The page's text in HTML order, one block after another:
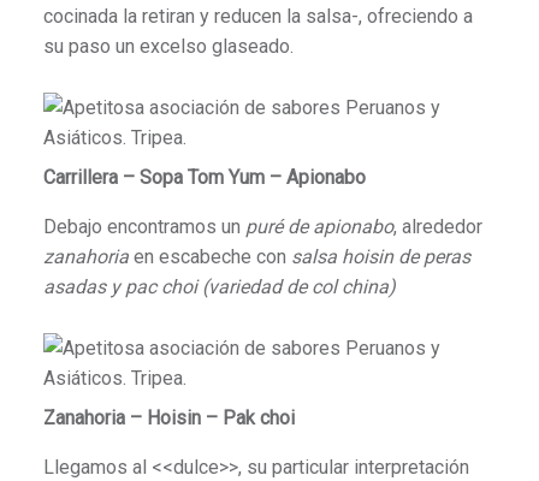
cocinada la retiran y reducen la salsa-, ofreciendo a
su paso un excelso glaseado.
Carrillera – Sopa Tom Yum – Apionabo
Debajo encontramos un puré de apionabo, alrededor
zanahoriaen escabeche con salsa hoisin de peras
asadas y pac choi (variedad de col china)
Zanahoria – Hoisin – Pak choi
Llegamos al <<dulce>>, su particular interpretación